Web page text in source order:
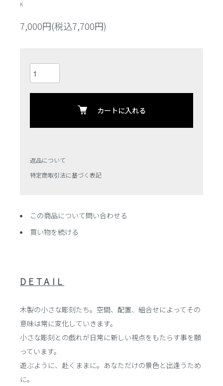
K
7,000円(税込7,700円)
カートに入れる
返品について
特定商取引法に基づく表記
この商品について問い合わせる
買い物を続ける
DETAIL
木製の小さな彫刻たち。空間、配置、組合せによってその
意味は常に変化していきます。
小さな彫刻との戯れが日常に新しい視点をもたらす事を願
っています。
遊ぶように、赴くままに。あなただけの景色と出逢うため
に。